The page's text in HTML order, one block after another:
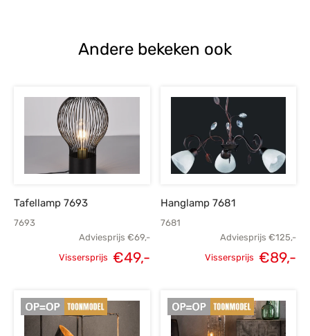
Andere bekeken ook
Tafellamp 7693
7693
Adviesprijs €69,-
prijs was:
Vissersprijs €49,-
prijs is:
€49,-.
Hanglamp 7681
7681
Adviesprijs €125,-
prijs was:
€125,-.
Vissersprijs €89,-